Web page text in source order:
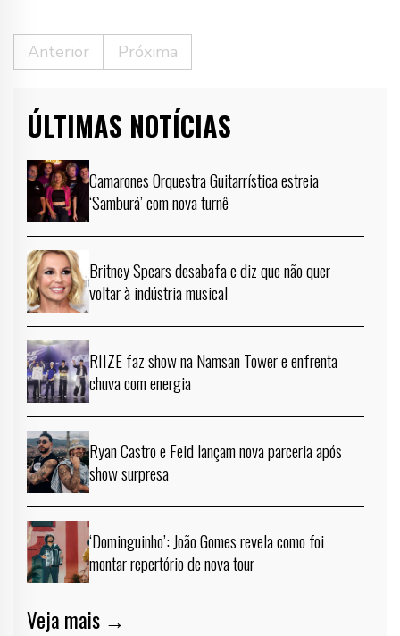
Anterior Próxima
ÚLTIMAS NOTÍCIAS
Camarones Orquestra Guitarrística estreia
‘Samburá’ com nova turnê
Britney Spears desabafa e diz que não quer
voltar à indústria musical
RIIZE faz show na Namsan Tower e enfrenta
chuva com energia
Ryan Castro e Feid lançam nova parceria após
show surpresa
‘Dominguinho’: João Gomes revela como foi
montar repertório de nova tour
Veja mais →